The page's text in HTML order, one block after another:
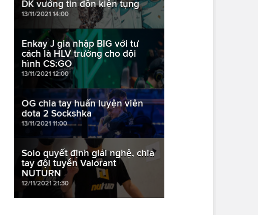
DK vướng tin đồn kiện tụng
13/11/2021 14:00
Enkay J gia nhập BIG với tư
cách là HLV trưởng cho đội
hình CS:GO
13/11/2021 12:00
OG chia tay huấn luyện viên
dota 2 Sockshka
13/11/2021 11:00
Solo quyết định giải nghệ, chia
tay đội tuyển Valorant
NUTURN
12/11/2021 21:30